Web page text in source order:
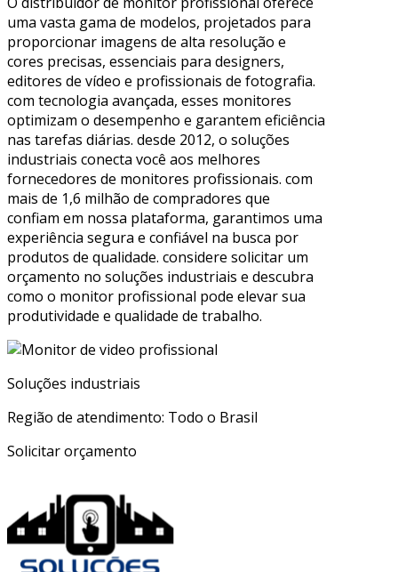
uma vasta gama de modelos, projetados para
proporcionar imagens de alta resolução e
cores precisas, essenciais para designers,
editores de vídeo e profissionais de fotografia.
com tecnologia avançada, esses monitores
optimizam o desempenho e garantem eficiência
nas tarefas diárias. desde 2012, o soluções
industriais conecta você aos melhores
fornecedores de monitores profissionais. com
mais de 1,6 milhão de compradores que
confiam em nossa plataforma, garantimos uma
experiência segura e confiável na busca por
produtos de qualidade. considere solicitar um
orçamento no soluções industriais e descubra
como o monitor profissional pode elevar sua
produtividade e qualidade de trabalho.
Soluções industriais
Região de atendimento: Todo o Brasil
Solicitar orçamento